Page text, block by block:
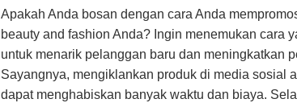
Apakah Anda bosan dengan cara Anda
beauty and fashion Anda? Ingin menemukan cara
untuk menarik pelanggan baru dan meningkatkan
Sayangnya, mengiklankan produk di media sosial
dapat menghabiskan banyak waktu dan biaya.